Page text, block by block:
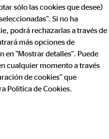
dirección
España S.A.
sólo las cookies que desee)
Si no ha
podrá rechazarlas a través de
más opciones de
"Mostrar detalles". Puede
cualquier momento a través
de cookies” que
Política de Cookies.